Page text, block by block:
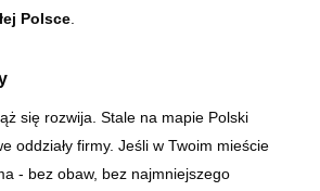
Polsce.
się rozwija. Stale na mapie Polski
oddziały firmy. Jeśli w Twoim mieście
- bez obaw, bez najmniejszego